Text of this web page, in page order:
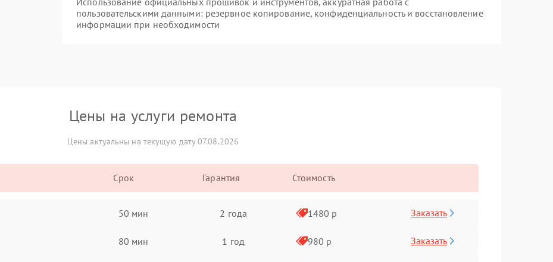
пользовательскими данными: резервное копирование, конфиденциальность и восстановление
информации при необходимости
Цены на услуги ремонта
Цены актуальны на текущую дату 07.08.2026
Срок Гарантия Стоимость
50 мин 2 года 1480 р Заказать
80 мин 1 год 980 р Заказать